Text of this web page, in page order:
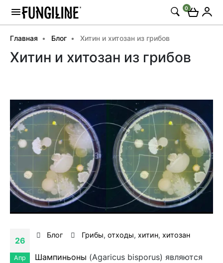
0
Главная Блог Хитин и хитозан из грибов
Хитин и хитозан из грибов
26
Апр
Блог Грибы, отходы, хитин, хитозан
Шампиньоны (Agaricus bisporus) являются